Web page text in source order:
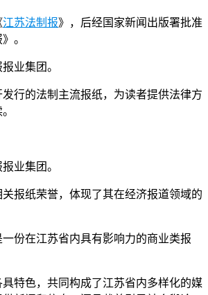
江苏法制报》，后经国家新闻出版署批准
。
业集团。
行的法制主流报纸，为读者提供法律方
业集团。
关报纸荣誉，体现了其在经济报道领域的
一份在江苏省内具有影响力的商业类报
特色，共同构成了江苏省内多样化的媒